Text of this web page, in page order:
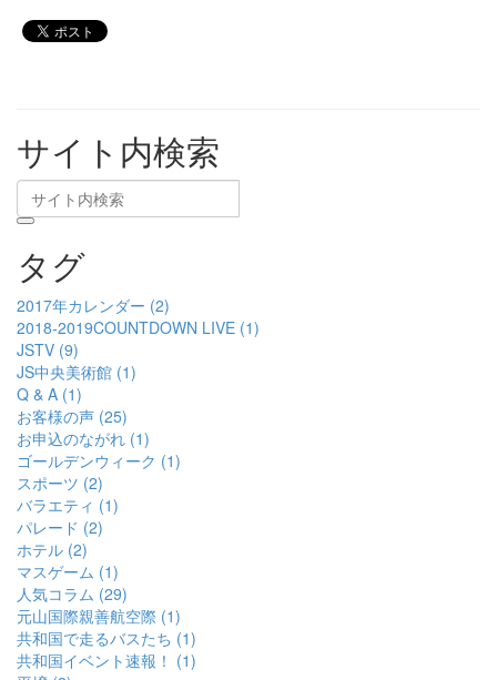
サイト内検索
タグ
2017年カレンダー (2)
2018-2019COUNTDOWN LIVE (1)
JSTV (9)
JS中央美術館 (1)
Q & A (1)
お客様の声 (25)
お申込のながれ (1)
ゴールデンウィーク (1)
スポーツ (2)
バラエティ (1)
パレード (2)
ホテル (2)
マスゲーム (1)
人気コラム (29)
元山国際親善航空際 (1)
共和国で走るバスたち (1)
共和国イベント速報！ (1)